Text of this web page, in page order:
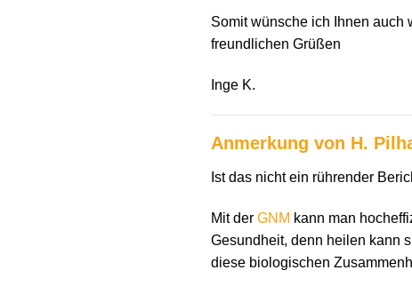
Somit wünsche ich Ihnen auch
freundlichen Grüßen
Inge K.
Anmerkung von H.
Ist das nicht ein rührender
Mit der GNM kann man
Gesundheit, denn heilen kann
diese biologischen